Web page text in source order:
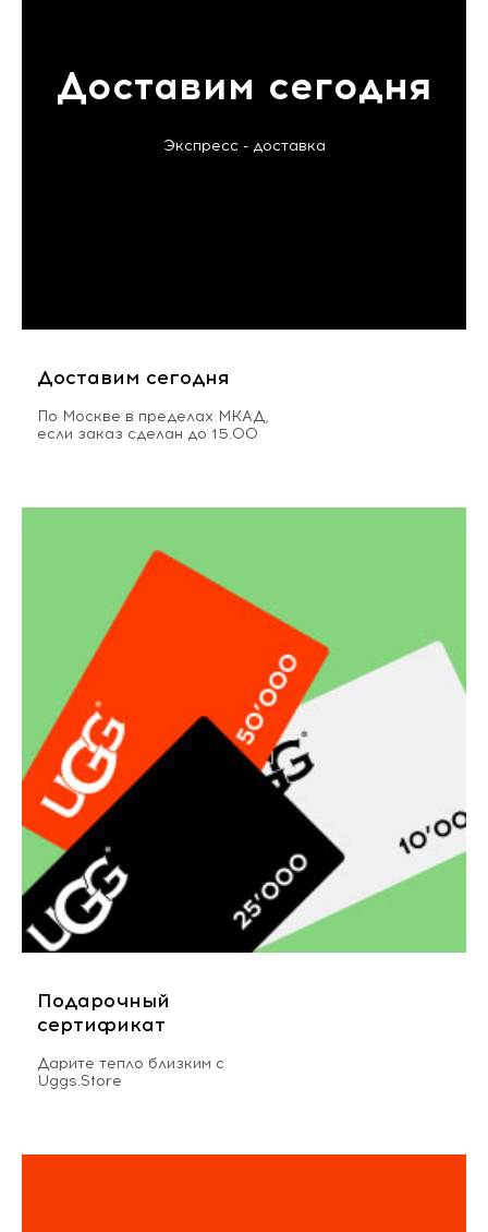
Доставим сегодня
Экспресс - доставка
Доставим сегодня
По Москве в пределах МКАД,
если заказ сделан до 15.00
Подарочный
сертификат
Дарите тепло близким с
Uggs.Store